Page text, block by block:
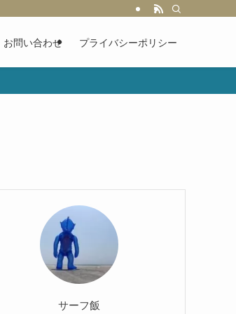
お問い合わせ プライバシーポリシー
サーフ飯